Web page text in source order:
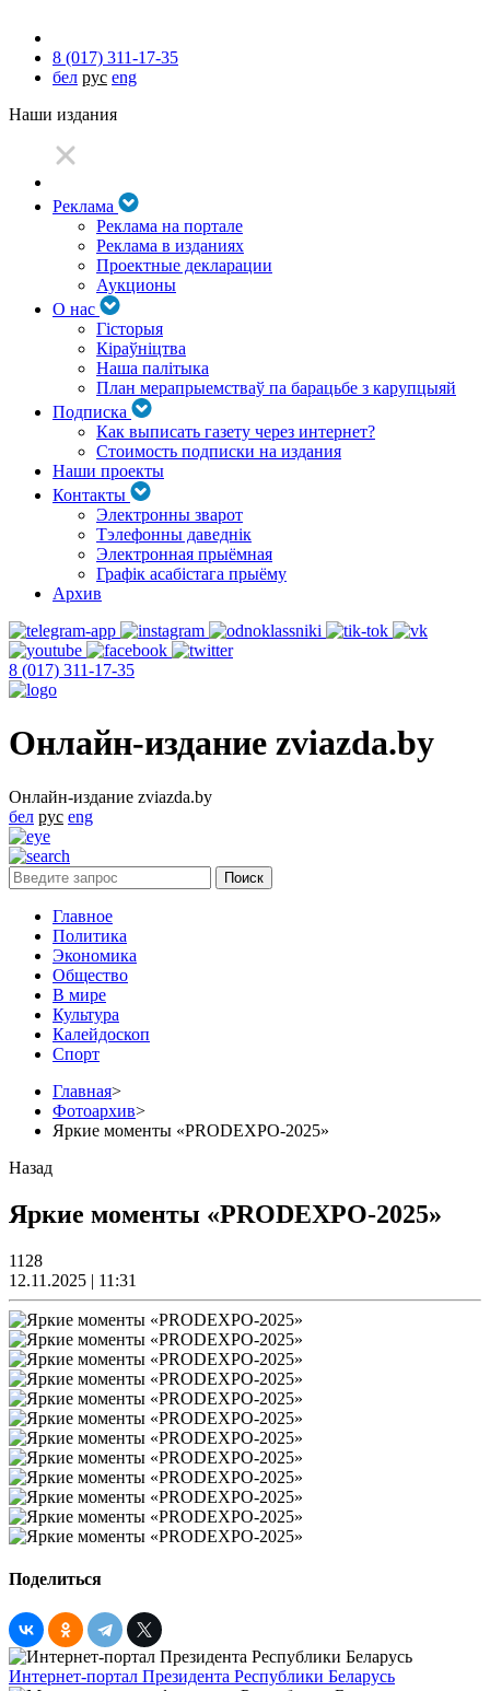
8 (017) 311-17-35
бел рус eng
Наши издания
Реклама
Реклама на портале
Реклама в изданиях
Проектные декларации
Аукционы
О нас
Гісторыя
Кіраўніцтва
Наша палітыка
План мерапрыемстваў па барацьбе з карупцыяй
Подписка
Как выписать газету через интернет?
Стоимость подписки на издания
Наши проекты
Контакты
Электронны зварот
Тэлефонны даведнік
Электронная прыёмная
Графік асабістага прыёму
Архив
8 (017) 311-17-35
Онлайн-издание zviazda.by
Онлайн-издание zviazda.by
бел рус eng
Главное
Политика
Экономика
Общество
В мире
Культура
Калейдоскоп
Спорт
Главная>
Фотоархив>
Яркие моменты «PRODEXPO-2025»
Назад
Яркие моменты «PRODEXPO-2025»
1128
12.11.2025 | 11:31
Поделиться
Интернет-портал Президента Республики Беларусь